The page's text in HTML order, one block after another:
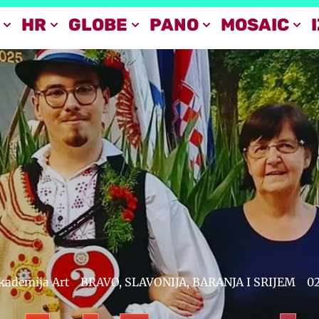
HR GLOBE PANO MOSAIC
Art BRAVO, SLAVONIJA, BARANJA I SRIJEM